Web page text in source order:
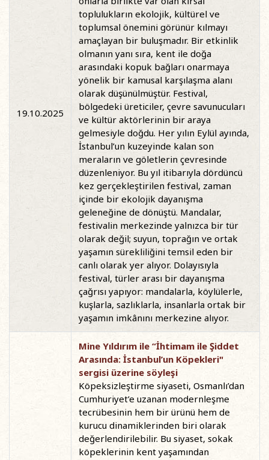
19.10.2025
toplulukların ekolojik, kültürel ve
toplumsal önemini görünür kılmayı
amaçlayan bir buluşmadır. Bir etkinlik
olmanın yanı sıra, kent ile doğa
arasındaki kopuk bağları onarmaya
yönelik bir kamusal karşılaşma alanı
olarak düşünülmüştür. Festival,
bölgedeki üreticiler, çevre savunucuları
ve kültür aktörlerinin bir araya
gelmesiyle doğdu. Her yılın Eylül ayında,
İstanbul’un kuzeyinde kalan son
meraların ve göletlerin çevresinde
düzenleniyor. Bu yıl itibarıyla dördüncü
kez gerçekleştirilen festival, zaman
içinde bir ekolojik dayanışma
geleneğine de dönüştü. Mandalar,
festivalin merkezinde yalnızca bir tür
olarak değil; suyun, toprağın ve ortak
yaşamın sürekliliğini temsil eden bir
canlı olarak yer alıyor. Dolayısıyla
festival, türler arası bir dayanışma
çağrısı yapıyor: mandalarla, köylülerle,
kuşlarla, sazlıklarla, insanlarla ortak bir
yaşamın imkânını merkezine alıyor.
Mine Yıldırım ile “İhtimam ile Şiddet
Arasında: İstanbul’un Köpekleri"
sergisi üzerine söyleşi
Köpeksizleştirme siyaseti, Osmanlı’dan
Cumhuriyet’e uzanan modernleşme
tecrübesinin hem bir ürünü hem de
kurucu dinamiklerinden biri olarak
değerlendirilebilir. Bu siyaset, sokak
köpeklerinin kent yaşamından